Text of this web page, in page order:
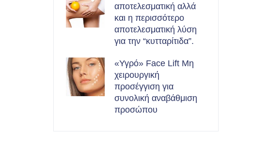
αποτελεσματική αλλά
και η περισσότερο
αποτελεσματική λύση
για την “κυτταρίτιδα”.
«Υγρό» Face Lift Μη
χειρουργική
προσέγγιση για
συνολική αναβάθμιση
προσώπου